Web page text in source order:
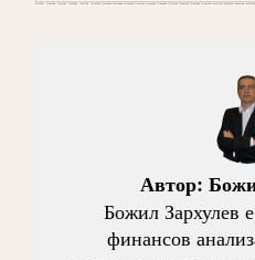
Автор:
Божил Зархулев
финансов